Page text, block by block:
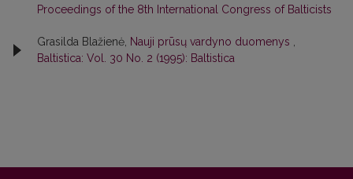
Proceedings of the 8th International Congress of Balticists
Grasilda Blažienė, Nauji prūsų vardyno duomenys
Baltistica: Vol. 30 No. 2 (1995): Baltistica